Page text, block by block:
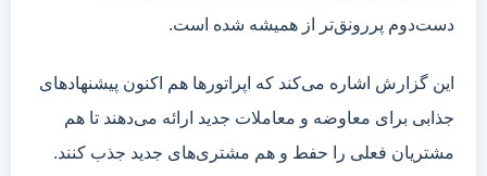
دست‌دوم پررونق‌تر از همیشه شده است.
این گزارش اشاره می‌کند که اپراتور‌ها هم اکنون پیشنهاد‌های
جذابی برای معاوضه و معاملات جدید ارائه می‌دهند تا هم
مشتریان فعلی را حفط و هم مشتری‌های جدید جذب کنند.